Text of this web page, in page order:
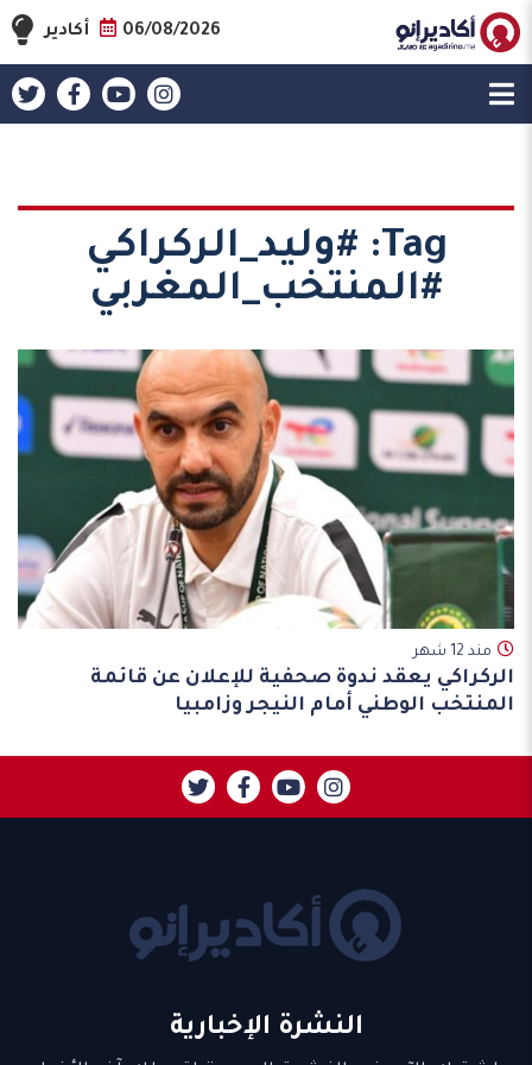
06/08/2026 أكادير
Tag:
#وليد_الركراكي
#المنتخب_المغربي
مند 12 شهر
الركراكي يعقد ندوة صحفية للإعلان عن قائمة
المنتخب الوطني أمام النيجر وزامبيا
النشرة الإخبارية